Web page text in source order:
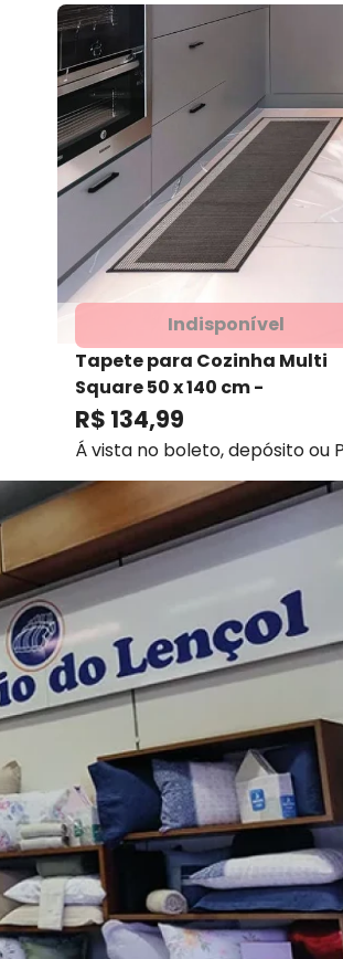
Indisponível
Tapete para Cozinha Multi
Square 50 x 140 cm -
Kacyumara
R$ 134,99
Á vista no boleto, depósito ou